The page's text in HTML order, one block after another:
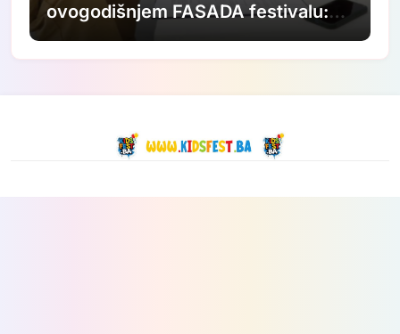
ovogodišnjem FASADA festivalu:
Nastavljamo ulagati u savremenu
umjetnost